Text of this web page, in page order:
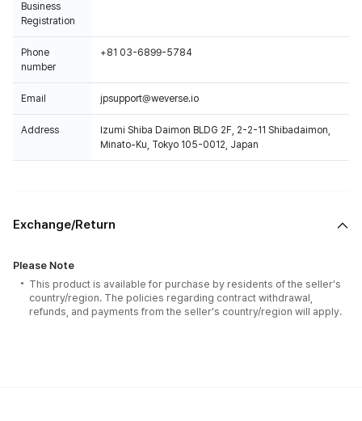
Business
Registration
Phone
number
+81 03-6899-5784
Email jpsupport@weverse.io
Address
Izumi Shiba Daimon BLDG 2F, 2-2-11 Shibadaimon,
Minato-Ku, Tokyo 105-0012, Japan
Exchange/Return
Please Note
This product is available for purchase by residents of the seller's
country/region. The policies regarding contract withdrawal,
refunds, and payments from the seller's country/region will apply.